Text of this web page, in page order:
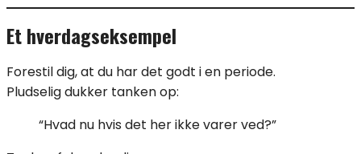
Et hverdags­eksempel
Forestil dig, at du har det godt i en periode.
Pludselig dukker tanken op:
“Hvad nu hvis det her ikke varer ved?”